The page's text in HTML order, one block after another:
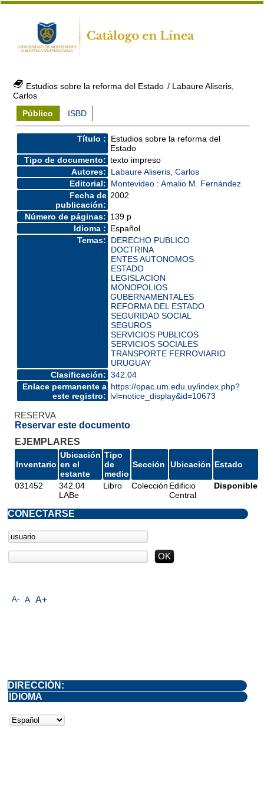
Estudios sobre la reforma del Estado / Labaure Aliseris,
Carlos
Público
ISBD
Título :
Estudios sobre la reforma del
Estado
Tipo de documento: texto impreso
Autores:
Labaure Aliseris, Carlos
Editorial:
Montevideo : Amalio M. Fernández
Fecha de
publicación:
2002
Número de páginas: 139 p
Idioma : Español
Temas:
DERECHO PUBLICO
DOCTRINA
ENTES AUTONOMOS
ESTADO
LEGISLACION
MONOPOLIOS
GUBERNAMENTALES
REFORMA DEL ESTADO
SEGURIDAD SOCIAL
SEGUROS
SERVICIOS PUBLICOS
SERVICIOS SOCIALES
TRANSPORTE FERROVIARIO
URUGUAY
Clasificación: 342.04
Enlace permanente a
este registro:
https://opac.um.edu.uy/index.php?
lvl=notice_display&id=10673
RESERVA
Reservar este documento
EJEMPLARES
Inventario
Ubicación
en el
estante
Tipo
de
medio
Sección Ubicación Estado
031452
342.04
LABe
Libro Colección Edificio
Central
Disponible
A- A A+
CONECTARSE
DIRECCIÓN:
IDIOMA